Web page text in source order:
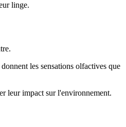
linge.
les sensations olfactives que
leur impact sur l'environnement.